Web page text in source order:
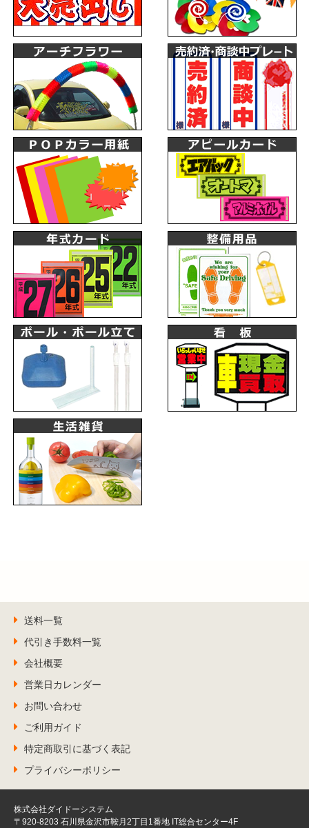
送料一覧
代引き手数料一覧
会社概要
営業日カレンダー
お問い合わせ
ご利用ガイド
特定商取引に基づく表記
プライバシーポリシー
株式会社ダイドーシステム
〒920-8203 石川県金沢市鞍月2丁目1番地 IT総合センター4F